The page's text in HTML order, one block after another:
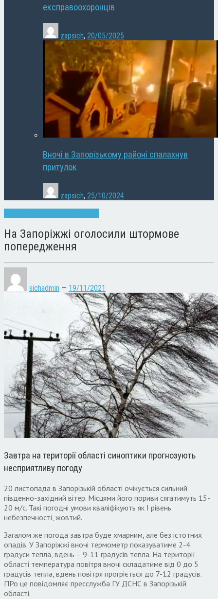
експравоохоронців
zapsich, 20/05/2025
Вночі в Запорізькому районі спалахнув
притулок
zapsich, 25/10/2024
На Запоріжжі оголосили штормове
попередження
sichadmin — 19/11/2021
Завтра на території області синоптики прогнозують
несприятливу погоду
20 листопада в Запорізькій області очікується сильний
південно-західний вітер. Місцями його пориви сягатимуть 15-
20 м/с. Такі погодні умови кваліфікують як І рівень
небезпечності, жовтий.
Загалом же погода завтра буде хмарним, але без істотних
опадів. У Запоріжжі вночі термометр показуватиме 2-4
градуси тепла, вдень – 9-11 градусів тепла. На території
області температура повітря вночі складатиме від 0 до 5
градусів тепла, вдень повітря прогріється до 7-12 градусів.
ПРо це повідомляє пресслужба ГУ ДСНС в Запорізькій
області.